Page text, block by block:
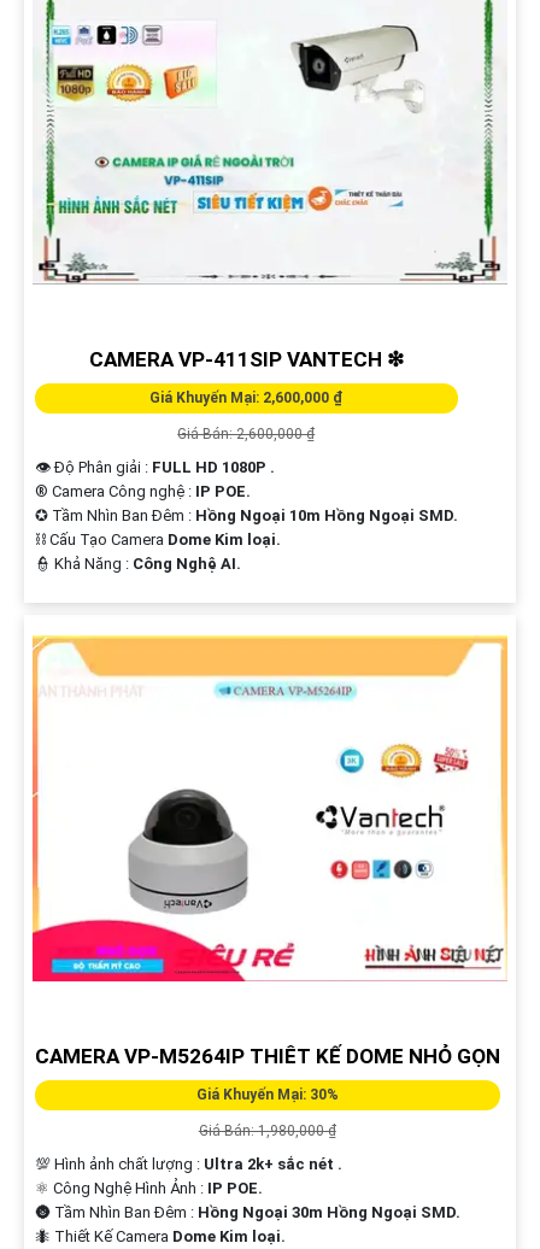
CAMERA VP-411SIP VANTECH ❇
Giá Khuyến Mại: 2,600,000 ₫
Giá Bán: 2,600,000 ₫
👁 Độ Phân giải : FULL HD 1080P .
®️ Camera Công nghệ : IP POE.
✪ Tầm Nhìn Ban Đêm : Hồng Ngoại 10m Hồng Ngoại SMD.
⛓ Cấu Tạo Camera Dome Kim loại.
️👮 Khả Năng : Công Nghệ AI.
CAMERA VP-M5264IP THIÊT KẾ DOME NHỎ GỌN
Giá Khuyến Mại: 30%
Giá Bán: 1,980,000 ₫
💯 Hình ảnh chất lượng : Ultra 2k+ sắc nét .
⚛️ Công Nghệ Hình Ảnh : IP POE.
🌚 Tầm Nhìn Ban Đêm : Hồng Ngoại 30m Hồng Ngoại SMD.
🐜 Thiết Kế Camera Dome Kim loại.